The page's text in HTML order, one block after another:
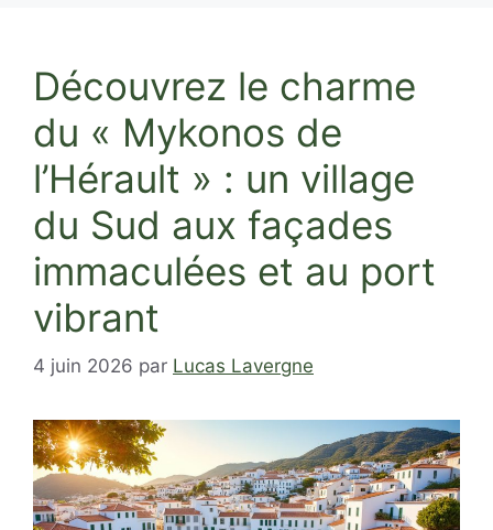
Découvrez le charme
du « Mykonos de
l’Hérault » : un village
du Sud aux façades
immaculées et au port
vibrant
4 juin 2026 par Lucas Lavergne